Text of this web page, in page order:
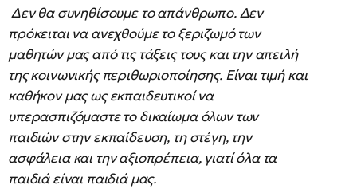
Δεν θα συνηθίσουμε το απάνθρωπο. Δεν
πρόκειται να ανεχθούμε το ξεριζωμό των
μαθητών μας από τις τάξεις τους και την απειλή
της κοινωνικής περιθωριοποίησης. Είναι τιμή και
καθήκον μας ως εκπαιδευτικοί να
υπερασπιζόμαστε το δικαίωμα όλων των
παιδιών στην εκπαίδευση, τη στέγη, την
ασφάλεια και την αξιοπρέπεια, γιατί όλα τα
παιδιά είναι παιδιά μας.